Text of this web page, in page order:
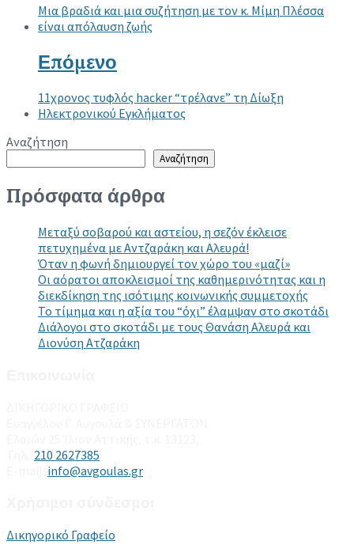
Μια βραδιά και μια συζήτηση με τον κ. Μίμη Πλέσσα
είναι απόλαυση ζωής
Επόμενο
11χρονος τυφλός hacker “τρέλανε” τη Δίωξη
Ηλεκτρονικού Εγκλήματος
Αναζήτηση
Αναζήτηση
Πρόσφατα άρθρα
Μεταξύ σοβαρού και αστείου, η σεζόν έκλεισε
πετυχημένα με Αντζαράκη και Αλευρά!
Όταν η φωνή δημιουργεί τον χώρο του «μαζί»
Οι αόρατοι αποκλεισμοί της καθημερινότητας και η
διεκδίκηση της ισότιμης κοινωνικής συμμετοχής
Το τίμημα και η αξία του “όχι” έλαμψαν στο σκοτάδι
Διάλογοι στο σκοτάδι με τους Θανάση Αλευρά και
Διονύση Ατζαράκη
210 2627385
info@avgoulas.gr
Δικηγορικό Γραφείο